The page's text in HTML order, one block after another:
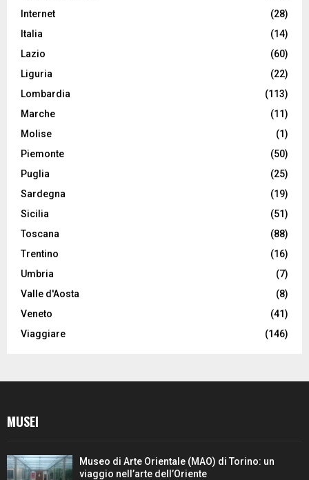
Internet
(28)
Italia
(14)
Lazio
(60)
Liguria
(22)
Lombardia
(113)
Marche
(11)
Molise
(1)
Piemonte
(50)
Puglia
(25)
Sardegna
(19)
Sicilia
(51)
Toscana
(88)
Trentino
(16)
Umbria
(7)
Valle d'Aosta
(8)
Veneto
(41)
Viaggiare
(146)
MUSEI
Museo di Arte Orientale (MAO) di Torino: un
viaggio nell’arte dell’Oriente